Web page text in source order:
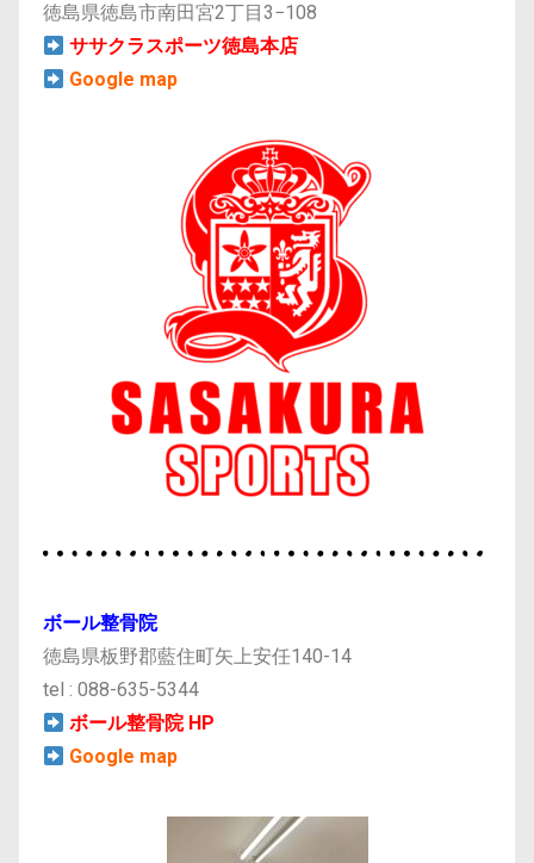
徳島県徳島市南田宮2丁目3−108
ササクラスポーツ徳島本店
Google map
ボール整骨院
徳島県板野郡藍住町矢上安任140-14
tel : 088-635-5344
ボール整骨院 HP
Google map